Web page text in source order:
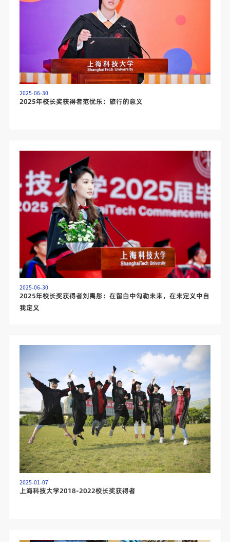
2025-06-30
2025年校长奖获得者范忧乐：旅行的意义
2025-06-30
2025年校长奖获得者刘禹彤：在留白中勾勒未来，在未定义中自
我定义
2025-01-07
上海科技大学2018-2022校长奖获得者